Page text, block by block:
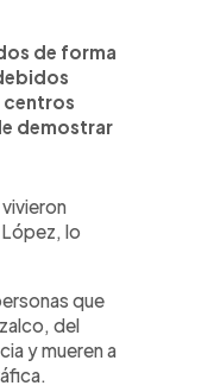
de forma
centros
demostrar
lo
que
del
y mueren a